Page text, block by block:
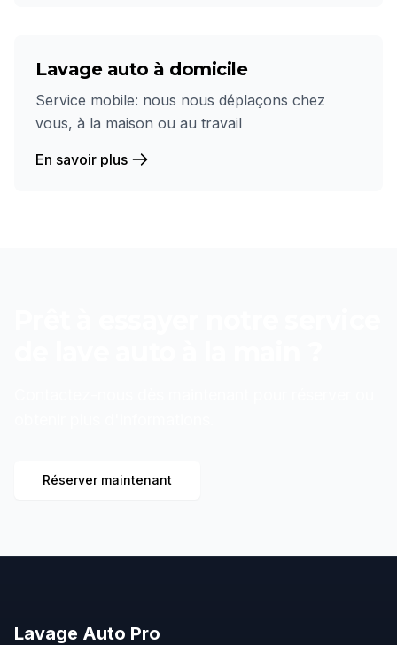
Lavage auto à domicile
Service mobile: nous nous déplaçons chez
vous, à la maison ou au travail
En savoir plus
Réserver maintenant
Lavage Auto Pro